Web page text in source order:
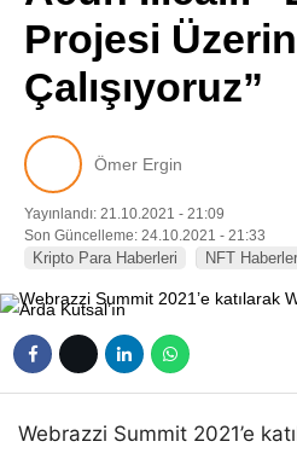
Projesi
Çalışıyoruz”
Ömer Ergin
Yayınlandı: 21.10.2021 - 21:09
Son Güncelleme: 24.10.2021 - 21:33
Kripto Para Haberleri NFT
Webrazzi Summit 2021’e